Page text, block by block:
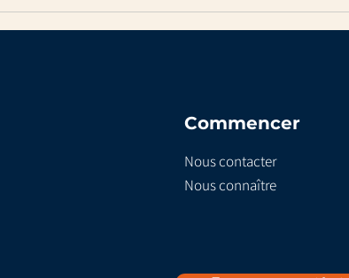
Commencer
Nous contacter
Nous connaître